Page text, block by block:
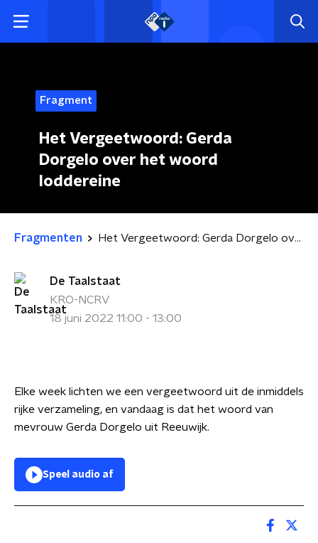
Fragment
Het Vergeetwoord: Gerda
Dorgelo over het woord
loddereine
Fragmenten Het Vergeetwoord: Gerda Dorgelo over het woord loddereine
De Taalstaat
KRO-NCRV
18 juni 2022 11:00 - 13:00
Elke week lichten we een vergeetwoord uit de inmiddels
rijke verzameling, en vandaag is dat het woord van
mevrouw Gerda Dorgelo uit Reeuwijk.
Speel audio af